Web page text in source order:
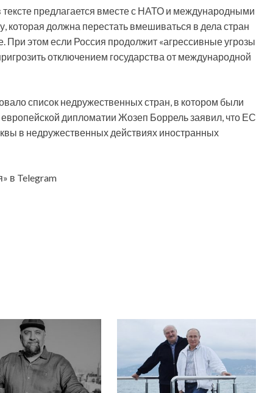
тексте предлагается вместе с НАТО и международными
которая должна перестать вмешиваться в дела стран
этом если Россия продолжит «агрессивные угрозы
отключением государства от международной
список недружественных стран, в котором были
дипломатии Жозеп Боррель заявил, что ЕС
в недружественных действиях иностранных
в Telegram